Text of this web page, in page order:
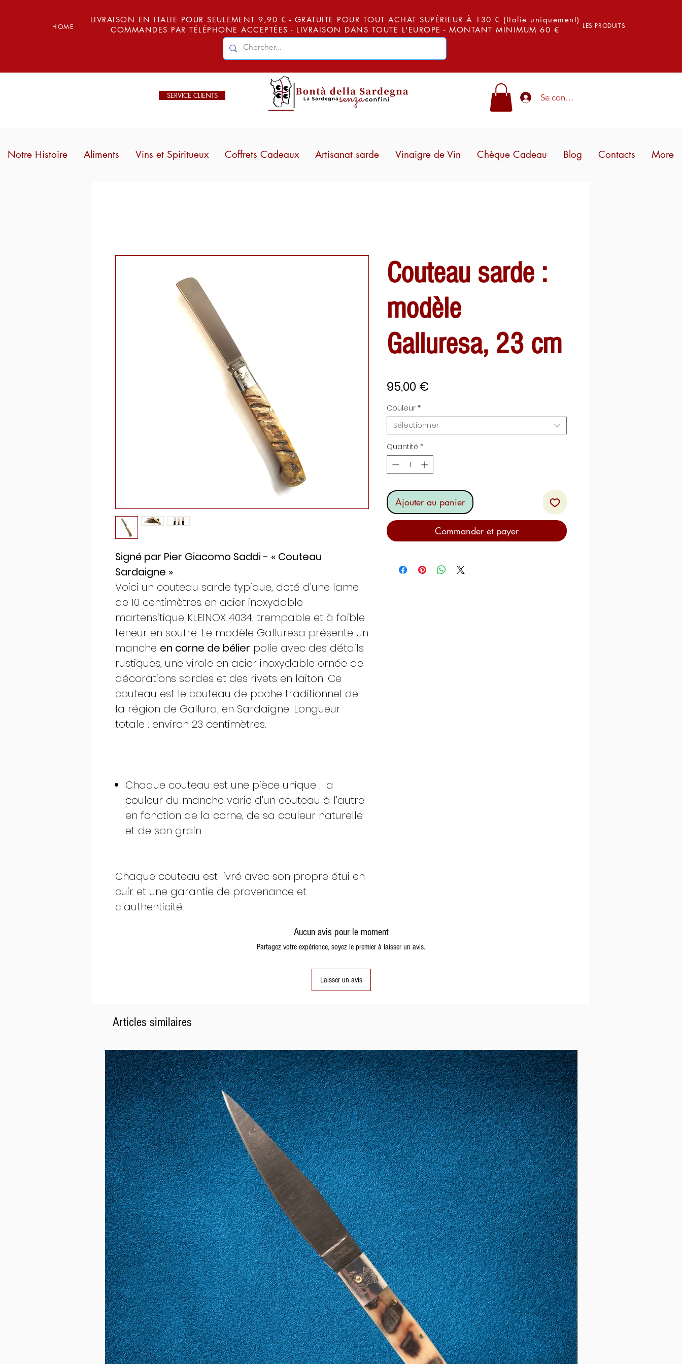
HOME
LIVRAISON EN ITALIE POUR SEULEMENT 9,90 € - GRATUITE POUR TOUT ACHAT SUPÉRIEUR À 130 € (Italie uniquement)
COMMANDES PAR TÉLÉPHONE ACCEPTÉES - LIVRAISON DANS TOUTE L'EUROPE - MONTANT MINIMUM 60 €
LES PRODUITS
SERVICE CLIENTS Se connecter
Notre Histoire Aliments Vins et Spiritueux Coffrets Cadeaux Artisanat sarde Vinaigre de Vin Chèque Cadeau Blog Contacts More
Signé par Pier Giacomo Saddi - « Couteau
Sardaigne »
Voici un couteau sarde typique, doté d'une lame
de 10 centimètres en acier inoxydable
martensitique KLEINOX 4034, trempable et à faible
teneur en soufre. Le modèle Galluresa présente un
manche en corne de bélier polie avec des détails
rustiques, une virole en acier inoxydable ornée de
décorations sardes et des rivets en laiton. Ce
couteau est le couteau de poche traditionnel de
la région de Gallura, en Sardaigne. Longueur
totale : environ 23 centimètres.
Chaque couteau est une pièce unique ; la
couleur du manche varie d'un couteau à l'autre
en fonction de la corne, de sa couleur naturelle
et de son grain.
Chaque couteau est livré avec son propre étui en
cuir et une garantie de provenance et
d'authenticité.
Couteau sarde :
modèle
Galluresa, 23 cm
95,00 €
Couleur *
Sélectionner
Quantité *
Ajouter au panier
Commander et payer
Aucun avis pour le moment
Partagez votre expérience, soyez le premier à laisser un avis.
Laisser un avis
Articles similaires